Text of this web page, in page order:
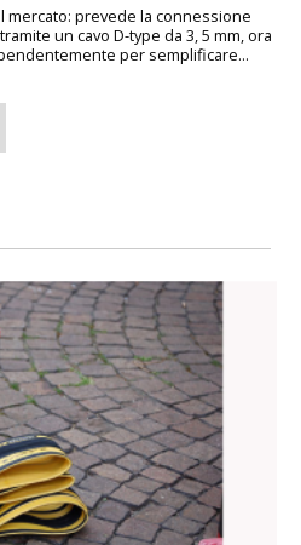
mercato: prevede la connessione
un cavo D-type da 3, 5 mm, ora
per semplificare...